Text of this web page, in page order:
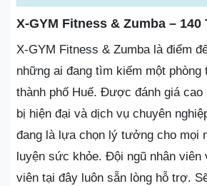
X-GYM Fitness & Zumba –
X-GYM Fitness & Zumba là điểm
những ai đang tìm kiếm một phòng
thành phố Huế. Được đánh giá
bị hiện đại và dịch vụ chuyên
đang là lựa chọn lý tưởng cho mọi
luyện sức khỏe. Đội ngũ nhân viên
viên tại đây luôn sẵn lòng hỗ trợ.